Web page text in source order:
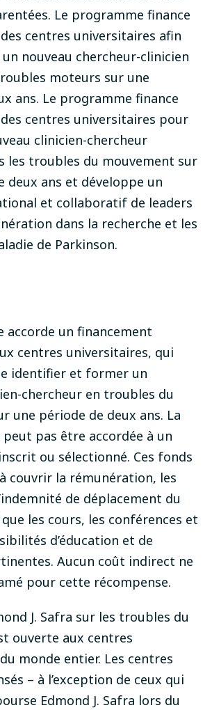
Le programme finance
centres universitaires afin
nouveau chercheur-clinicien
moteurs sur une
ans. Le programme finance
centres universitaires pour
clinicien-chercheur
les troubles du mouvement sur
deux ans et développe un
et collaboratif de leaders
dans la recherche et les
de Parkinson.
accorde un financement
centres universitaires, qui
identifier et former un
chercheur en troubles du
une période de deux ans. La
pas être accordée à un
ou sélectionné. Ces fonds
couvrir la rémunération, les
de déplacement du
les cours, les conférences et
d’éducation et de
Aucun coût indirect ne
pour cette récompense.
J. Safra sur les troubles du
ouverte aux centres
monde entier. Les centres
– à l’exception de ceux qui
Edmond J. Safra lors du